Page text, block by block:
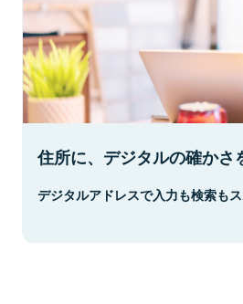
住所に、デジタルの確かさ
デジタルアドレスで入力も検索もス